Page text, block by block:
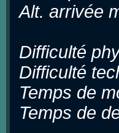
Alt.
Difficulté
Difficulté
Temps de
Temps de